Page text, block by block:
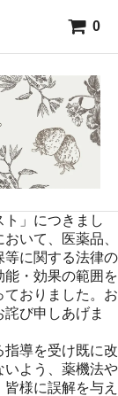
0
」につきまし
いて、医薬品、
等に関する法律の
・効果の範囲を
おりました。お
び申しあげま
指導を受け既に改
いよう、薬機法や
様に誤解を与え